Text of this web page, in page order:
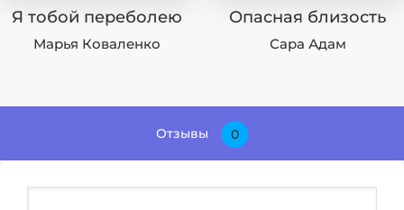
Я тобой переболею
Марья Коваленко
Опасная близость
Сара Адам
Отзывы 0